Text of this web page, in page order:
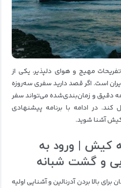
مهیج و هوای دلپذیر، یکی از
است. اگر قصد دارید سفری سه‌روزه
دقیق و زمان‌بندی‌شده می‌تواند سفر
کند. در ادامه با برنامه پیشنهادی
آشنا شوید.
کیش | ورود به
و گشت شبانه
برای بالا بردن آدرنالین و آشنایی اولیه